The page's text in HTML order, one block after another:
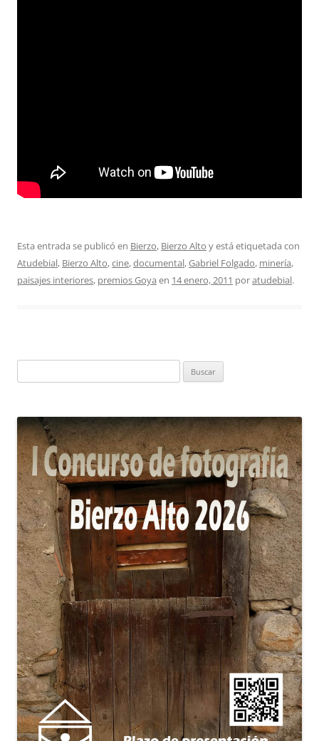
Esta entrada se publicó en Bierzo, Bierzo Alto y está etiquetada con
Atudebial, Bierzo Alto,cine,documental,Gabriel Folgado, minería,
paisajes interiores, premios Goya en 14 enero, 2011 poratudebial.